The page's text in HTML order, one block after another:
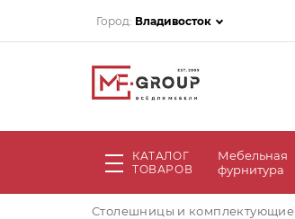
Город: Владивосток
КАТАЛОГ
ТОВАРОВ
Мебельная
фурнитура
Столешницы и комплектующие